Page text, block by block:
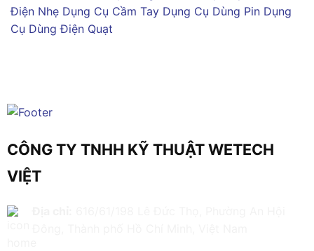
Điện Nhẹ Dụng Cụ Cầm Tay Dụng Cụ Dùng Pin Dụng
Cụ Dùng Điện Quạt
CÔNG TY TNHH KỸ THUẬT WETECH
VIỆT